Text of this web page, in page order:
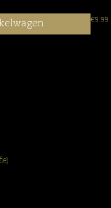
€9.99